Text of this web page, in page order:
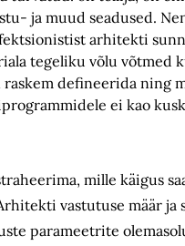
ja muud seadused.
arhitekti
tegeliku võlu võtmed
defineerida ning
ei kao
mille käigus
vastutuse määr ja
parameetrite